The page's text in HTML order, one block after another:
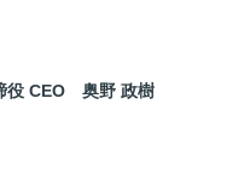
役 CEO 奥野 政樹